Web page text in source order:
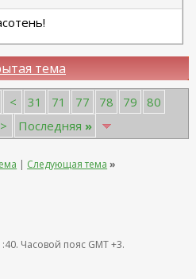
тема
< 31 71 77 78 79
80
> Последняя »
| Следующая тема »
. Часовой пояс GMT +3.